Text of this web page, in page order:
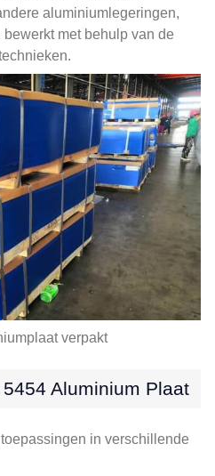
aluminiumlegeringen,
met behulp van de
verpakt
Aluminium Plaat
in verschillende